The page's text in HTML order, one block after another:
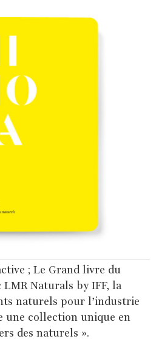
; Le Grand livre du
LMR Naturals by IFF, la
naturels pour l’industrie
une collection unique en
des naturels ».